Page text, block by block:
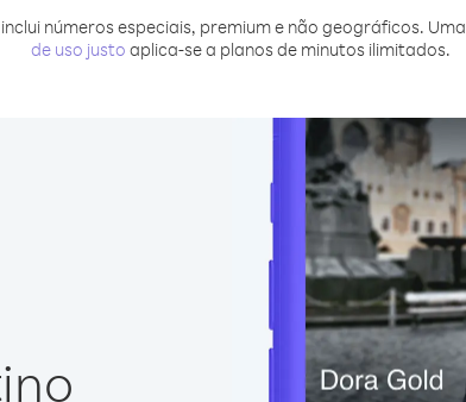
números especiais, premium e não geográficos. Uma
de uso justo aplica-se a planos de minutos ilimitados.